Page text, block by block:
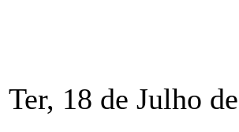
Ter, 18 de Julho